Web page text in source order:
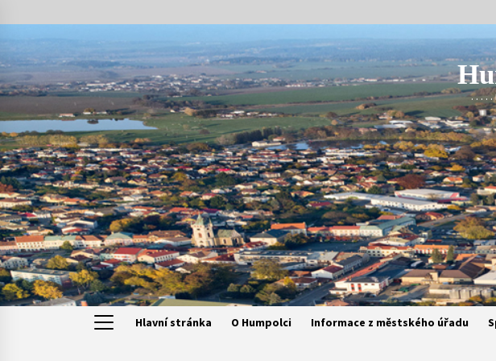
to
. . . .
Hlavní stránka O Humpolci Informace z městského úřadu